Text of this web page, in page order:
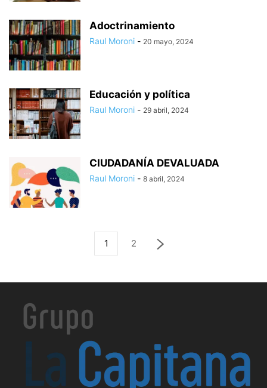
Adoctrinamiento
Raul Moroni - 20 mayo, 2024
Educación y política
Raul Moroni - 29 abril, 2024
CIUDADANÍA DEVALUADA
Raul Moroni - 8 abril, 2024
1 2